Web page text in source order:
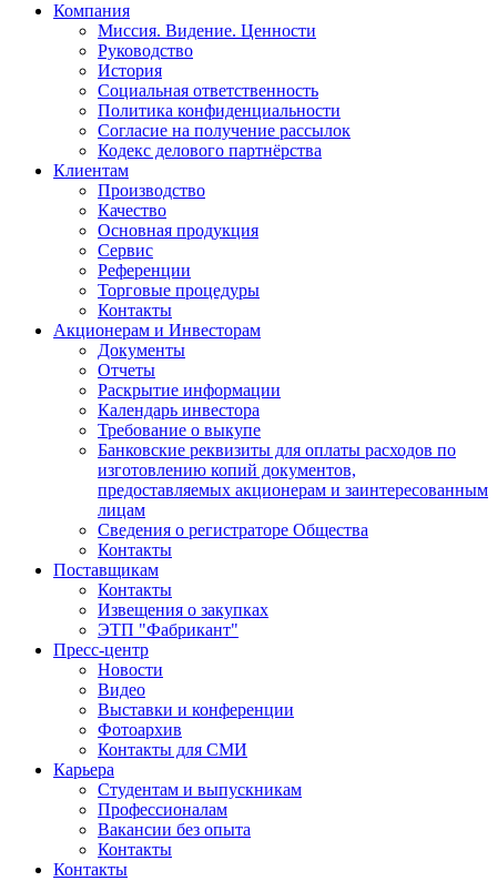
Компания
Миссия. Видение. Ценности
Руководство
История
Социальная ответственность
Политика конфиденциальности
Согласие на получение рассылок
Кодекс делового партнёрства
Клиентам
Производство
Качество
Основная продукция
Сервис
Референции
Торговые процедуры
Контакты
Акционерам и Инвесторам
Документы
Отчеты
Раскрытие информации
Календарь инвестора
Требование о выкупе
Банковские реквизиты для оплаты расходов по
изготовлению копий документов,
предоставляемых акционерам и заинтересованным
лицам
Сведения о регистраторе Общества
Контакты
Поставщикам
Контакты
Извещения о закупках
ЭТП "Фабрикант"
Пресс-центр
Новости
Видео
Выставки и конференции
Фотоархив
Контакты для СМИ
Карьера
Студентам и выпускникам
Профессионалам
Вакансии без опыта
Контакты
Контакты